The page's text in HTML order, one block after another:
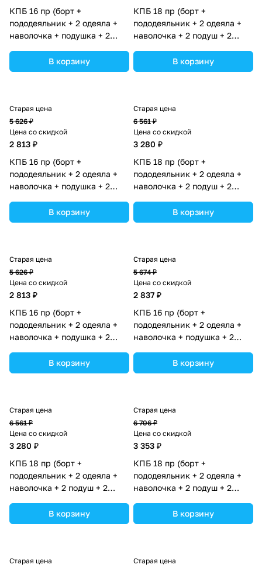
КПБ 16 пр (борт +
пододеяльник + 2 одеяла +
наволочка + подушка + 2
О-1бб_02) цвета в
ассортименте.
В корзину
КПБ 18 пр (борт +
пододеяльник + 2 одеяла +
наволочка + 2 подуш + 2
(№1182-О-1бб_03) цвета в
ассортименте.
В корзину
Старая цена
5 626 ₽
Цена со скидкой
2 813 ₽
КПБ 16 пр (борт +
пододеяльник + 2 одеяла +
наволочка + подушка + 2
О-1бб) цвета в
ассортименте.
В корзину
Старая цена
6 561 ₽
Цена со скидкой
3 280 ₽
КПБ 18 пр (борт +
пододеяльник + 2 одеяла +
наволочка + 2 подуш + 2
(№1185-О-1бб) цвета в
ассортименте.
В корзину
Старая цена
5 626 ₽
Цена со скидкой
2 813 ₽
КПБ 16 пр (борт +
пододеяльник + 2 одеяла +
наволочка + подушка + 2
О-1бб_03) цвета в
ассортименте.
В корзину
Старая цена
5 674 ₽
Цена со скидкой
2 837 ₽
КПБ 16 пр (борт +
пододеяльник + 2 одеяла +
наволочка + подушка + 2
О-1бб_02) цвета в
ассортименте.
В корзину
Старая цена
6 561 ₽
Цена со скидкой
3 280 ₽
КПБ 18 пр (борт +
пододеяльник + 2 одеяла +
наволочка + 2 подуш + 2
(№1185-О-1бб_02) цвета в
ассортименте.
В корзину
Старая цена
6 706 ₽
Цена со скидкой
3 353 ₽
КПБ 18 пр (борт +
пододеяльник + 2 одеяла +
наволочка + 2 подуш + 2
(№1184-О-1бб) цвета в
ассортименте.
В корзину
Старая цена
Старая цена